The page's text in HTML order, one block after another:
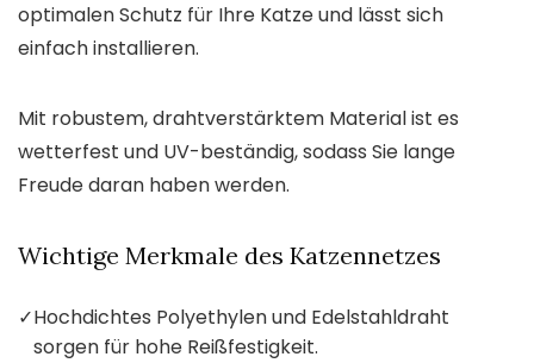
optimalen Schutz für Ihre Katze und lässt sich
einfach installieren.
Mit robustem, drahtverstärktem Material ist es
wetterfest und UV-beständig, sodass Sie lange
Freude daran haben werden.
Wichtige Merkmale des Katzennetzes
✓Hochdichtes Polyethylen und Edelstahldraht
sorgen für hohe Reißfestigkeit.